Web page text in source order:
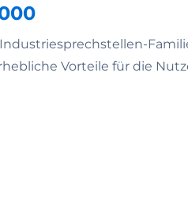
Vorteile für die